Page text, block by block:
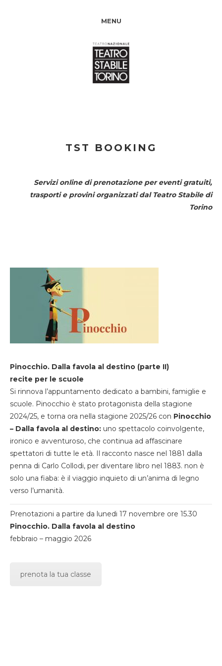
MENU
TST BOOKING
Servizi online di prenotazione per eventi gratuiti,
trasporti e provini organizzati dal Teatro Stabile di
Torino
Pinocchio. Dalla favola al destino (parte II)
recite per le scuole
Si rinnova l’appuntamento dedicato a bambini, famiglie e
scuole. Pinocchio è stato protagonista della stagione
2024/25, e torna ora nella stagione 2025/26 con Pinocchio
– Dalla favola al destino: uno spettacolo coinvolgente,
ironico e avventuroso, che continua ad affascinare
spettatori di tutte le età. Il racconto nasce nel 1881 dalla
penna di Carlo Collodi, per diventare libro nel 1883. non è
solo una fiaba: è il viaggio inquieto di un’anima di legno
verso l’umanità.
Prenotazioni a partire da lunedi 17 novembre ore 15.30
Pinocchio. Dalla favola al destino
febbraio – maggio 2026
prenota la tua classe